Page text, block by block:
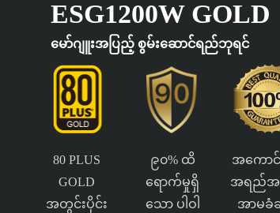
ESG1200W GOLD
မော်ဂျူးအပြည့် စွမ်းဆောင်ရည်ဘုရင်
80 PLUS
GOLD
အတွင်းပိုင်း
၉၀% ထိ
ရောက်မှုရှိ
သော ပါဝါ
အကောင်
အရည်အ
အာမခံ